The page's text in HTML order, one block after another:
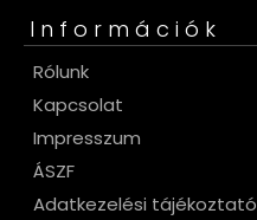
Információk
Rólunk
Kapcsolat
Impresszum
ÁSZF
Adatkezelési tájékoztató